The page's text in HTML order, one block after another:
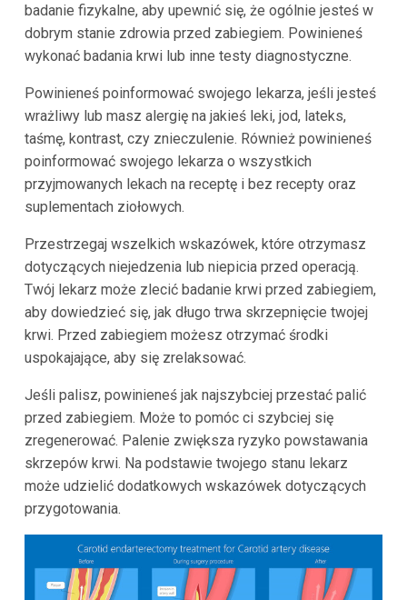
badanie fizykalne, aby upewnić się, że ogólnie jesteś w
dobrym stanie zdrowia przed zabiegiem. Powinieneś
wykonać badania krwi lub inne testy diagnostyczne.
Powinieneś poinformować swojego lekarza, jeśli jesteś
wrażliwy lub masz alergię na jakieś leki, jod, lateks,
taśmę, kontrast, czy znieczulenie. Również powinieneś
poinformować swojego lekarza o wszystkich
przyjmowanych lekach na receptę i bez recepty oraz
suplementach ziołowych.
Przestrzegaj wszelkich wskazówek, które otrzymasz
dotyczących niejedzenia lub niepicia przed operacją.
Twój lekarz może zlecić badanie krwi przed zabiegiem,
aby dowiedzieć się, jak długo trwa skrzepnięcie twojej
krwi. Przed zabiegiem możesz otrzymać środki
uspokajające, aby się zrelaksować.
Jeśli palisz, powinieneś jak najszybciej przestać palić
przed zabiegiem. Może to pomóc ci szybciej się
zregenerować. Palenie zwiększa ryzyko powstawania
skrzepów krwi. Na podstawie twojego stanu lekarz
może udzielić dodatkowych wskazówek dotyczących
przygotowania.